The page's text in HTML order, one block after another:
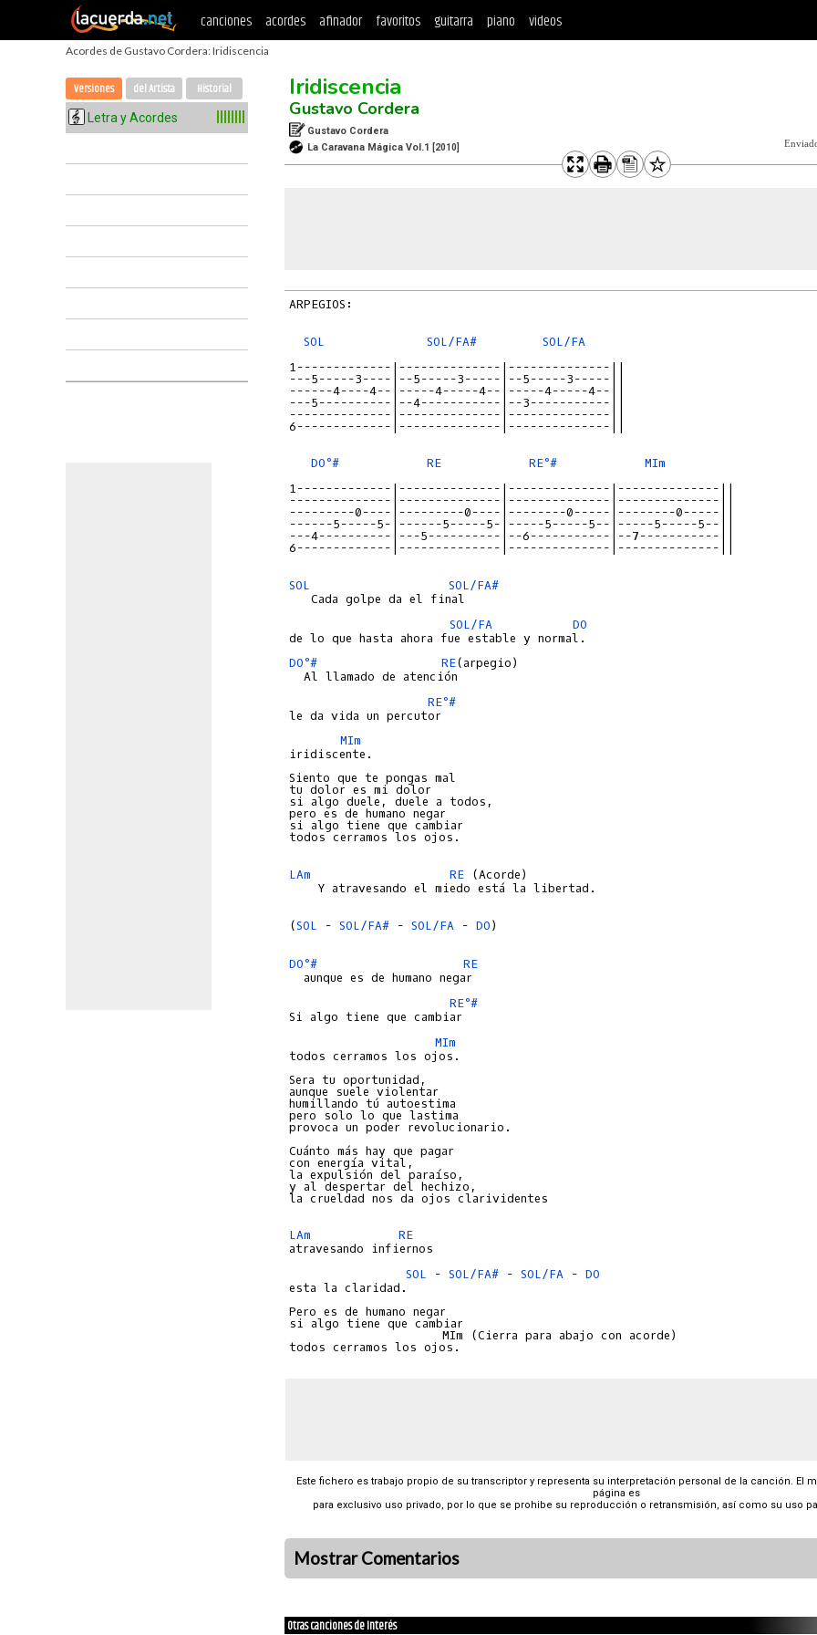
canciones acordes afinador favoritos guitarra piano videos
Acordes de Gustavo Cordera: Iridiscencia
Versiones del Artista Historial
Letra y Acordes
Iridiscencia
Gustavo Cordera
Gustavo Cordera
La Caravana Mágica Vol.1 [2010]
ARPEGIOS:
SOL SOL/FA#
SOL/FA
1-------------|--------------|--------------||
---5-----3----|--5-----3-----|--5-----3-----||
------4----4--|-----4-----4--|-----4-----4--||
---5----------|--4-----------|--3-----------||
--------------|--------------|--------------||
6-------------|--------------|--------------||
DO°# RE RE°#
MIm
1-------------|--------------|--------------|--------------||
--------------|--------------|--------------|--------------||
---------0----|---------0----|--------0-----|--------0-----||
------5-----5-|------5-----5-|-----5-----5--|-----5-----5--||
---4----------|---5----------|--6-----------|--7-----------||
6-------------|--------------|--------------|--------------||
SOL
SOL/FA#
SOL/FA
DO
DO°#
RE(arpegio)
RE°#
MIm
iridiscente.
Siento que te pongas mal
tu dolor es mi dolor
si algo duele, duele a todos,
pero es de humano negar
si algo tiene que cambiar
todos cerramos los ojos.
LAm RE (Acorde)
    Y atravesando el miedo está la libertad.
(SOL - SOL/FA# - SOL/FA - DO)
DO°#
RE
RE°#
MIm
todos cerramos los ojos.
Sera tu oportunidad,
aunque suele violentar
humillando tú autoestima
pero solo lo que lastima
provoca un poder revolucionario.
Cuánto más hay que pagar
con energía vital,
la expulsión del paraíso,
y al despertar del hechizo,
la crueldad nos da ojos clarividentes
LAm
RE
SOL - SOL/FA# - SOL/FA - DO
esta la claridad.
Pero es de humano negar
si algo tiene que cambiar
                     MIm (Cierra para abajo con acorde)
Este fichero es trabajo propio de su transcriptor y representa su interpretación personal de la canción. El
página es
para exclusivo uso privado, por lo que se prohibe su reproducción o retransmisión, así como su uso
Mostrar Comentarios
Otras canciones de Interés